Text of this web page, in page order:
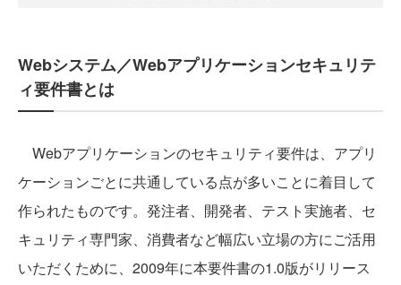
Webシステム／Webアプリケーションセキュリテ
ィ要件書とは
Webアプリケーションのセキュリティ要件は、アプリ
ケーションごとに共通している点が多いことに着目して
作られたものです。発注者、開発者、テスト実施者、セ
キュリティ専門家、消費者など幅広い立場の方にご活用
いただくために、2009年に本要件書の1.0版がリリース